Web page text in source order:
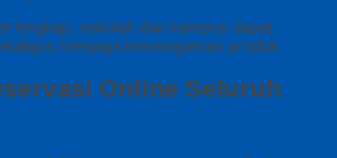
lengkap, sekolah dan kampus dapat
menjaga keseragaman produk
Online Seluruh